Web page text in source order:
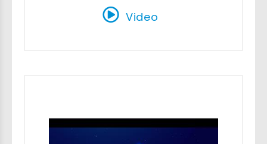
Video